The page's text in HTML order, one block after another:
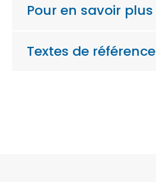
Pour en savoir plus
Textes de référence